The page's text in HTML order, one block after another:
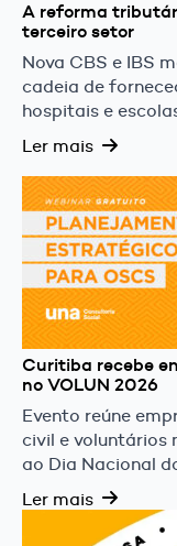
A reforma
terceiro setor
Nova CBS e IBS
cadeia de
hospitais e
Ler mais
Curitiba recebe
no VOLUN 2026
Evento reúne
civil e voluntários
ao Dia Nacional
Ler mais